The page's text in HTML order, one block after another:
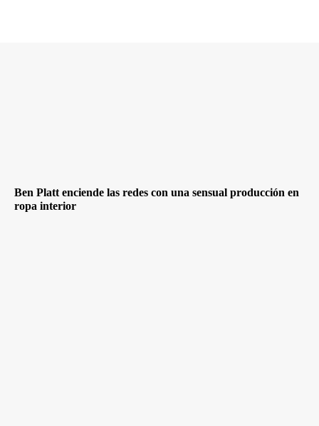
Ben Platt enciende las redes con una sensual producción en
ropa interior